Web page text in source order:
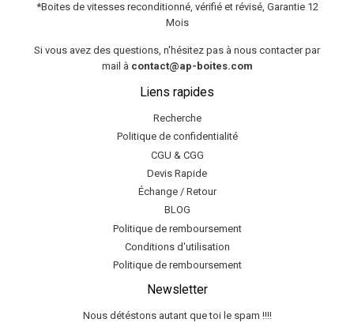
*Boites de vitesses reconditionné, vérifié et révisé, Garantie 12
Mois
Si vous avez des questions, n'hésitez pas à nous contacter par
mail à contact@ap-boites.com
Liens rapides
Recherche
Politique de confidentialité
CGU & CGG
Devis Rapide
Échange / Retour
BLOG
Politique de remboursement
Conditions d'utilisation
Politique de remboursement
Newsletter
Nous détéstons autant que toi le spam !!!!